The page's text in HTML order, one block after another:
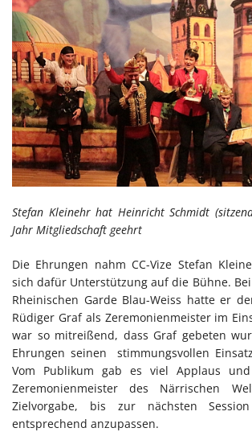
Stefan Kleinehr hat Heinricht Schmidt
Jahr Mitgliedschaft geehrt
Die Ehrungen nahm CC-Vize Stefan
sich dafür Unterstützung auf die Bühne.
Rheinischen Garde Blau-Weiss hatte er
Rüdiger Graf als Zeremonienmeister im
war so mitreißend, dass Graf gebeten
Ehrungen seinen stimmungsvollen
Vom Publikum gab es viel Applaus
Zeremonienmeister des Närrischen
Zielvorgabe, bis zur nächsten
entsprechend anzupassen.